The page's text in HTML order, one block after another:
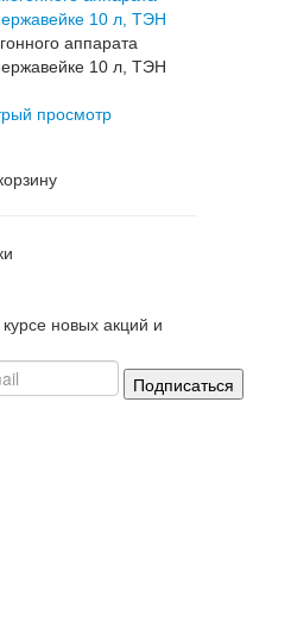
аппарата
10 л, ТЭН
просмотр
новых акций и